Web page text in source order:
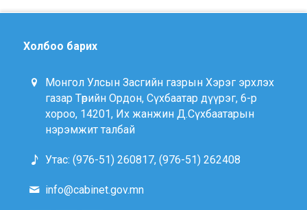
Холбоо барих
Монгол Улсын Засгийн газрын Хэрэг эрхлэх
газар Төрийн Ордон, Сүхбаатар дүүрэг, 6-р
хороо, 14201, Их жанжин Д.Сүхбаатарын
нэрэмжит талбай
Утас: (976-51) 260817, (976-51) 262408
info@cabinet.gov.mn